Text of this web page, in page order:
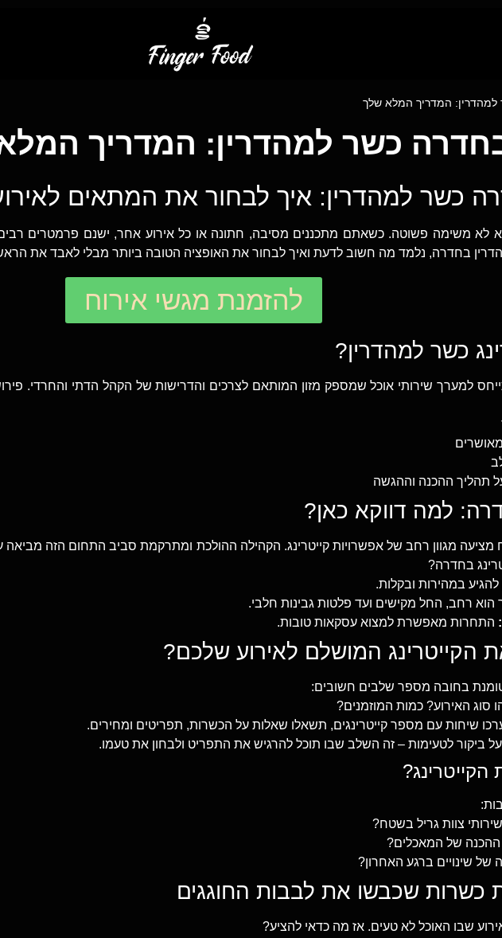
למהדרין: המדריך המלא שלך
בחדרה כשר למהדרין: המדריך
כשר למהדרין: איך לבחור את המתאים
היא לא משימה פשוטה. כשאתם מתכננים מסיבה, חתונה או כל אירוע אחר, ישנם פרמטרים
בחדרה, נלמד מה חשוב לדעת ואיך לבחור את האופציה הטובה ביותר מבלי לאבד את
להזמנת מגשי אירוח
למערך שירותי אוכל שמספק מזון המותאם לצרכים והדרישות של הקהל הדתי והחרדי.
תהליך ההכנה וההגשה
מגוון רחב של אפשרויות קייטרינג. הקהילה ההולכת ומתרקמת סביב התחום הזה מביאה
בחדרה?
להגיע במהירות ובקלות.
רחב, החל מקישים ועד פלטות גבינות חלבי.
התחרות מאפשרת למצוא עסקאות טובות.
טומנת בחובה מספר שלבים חשובים:
סוג האירוע? כמות המוזמנים?
שיחות עם מספר קייטרינגים, תשאלו שאלות על הכשרות, תפריטים ומחירים.
על ביקור לטעימות – זה השלב שבו תוכל להרגיש את התפריט ולבחון את טעמו.
צוות גריל בשטח?
של המאכלים?
של שינויים ברגע האחרון?
שבו האוכל לא טעים. אז מה כדאי להציע?